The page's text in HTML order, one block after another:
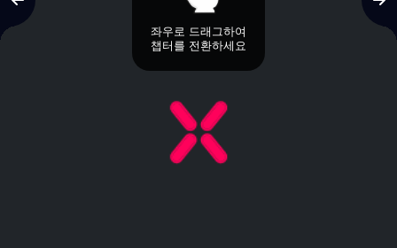
좌우로 드래그하여
챕터를 전환하세요